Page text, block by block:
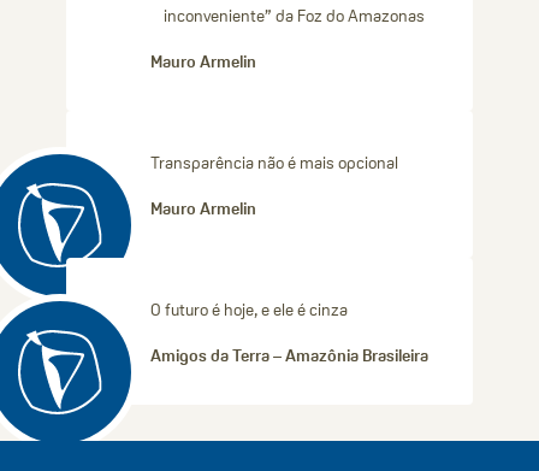
inconveniente” da Foz do Amazonas
Mauro Armelin
Transparência não é mais opcional
Mauro Armelin
O futuro é hoje, e ele é cinza
Amigos da Terra – Amazônia Brasileira